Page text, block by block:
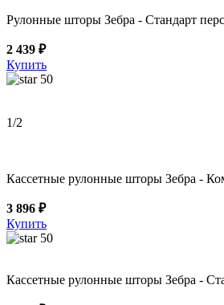
Рулонные шторы Зебра - Стандарт
2 439 ₽
Купить
50
1/2
Кассетные рулонные шторы Зебра -
3 896 ₽
Купить
50
Кассетные рулонные шторы Зебра -